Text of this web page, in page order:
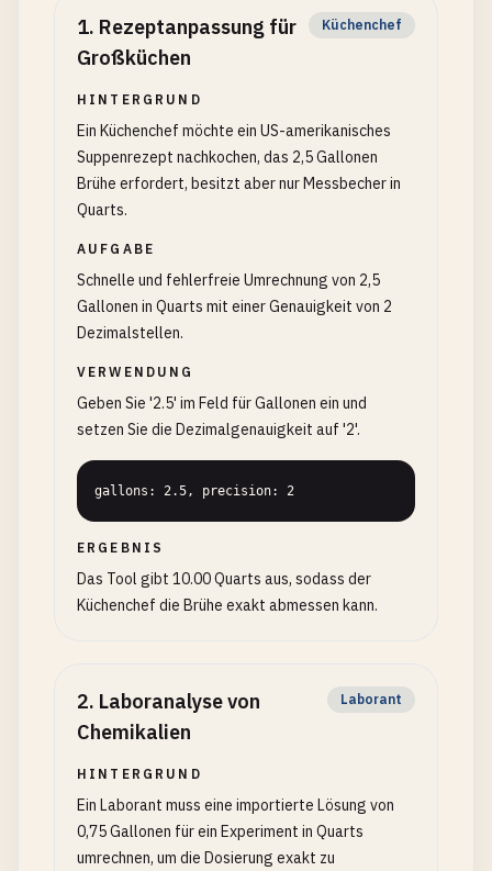
1. Rezeptanpassung für
Großküchen
Küchenchef
HINTERGRUND
Ein Küchenchef möchte ein US-amerikanisches
Suppenrezept nachkochen, das 2,5 Gallonen
Brühe erfordert, besitzt aber nur Messbecher in
Quarts.
AUFGABE
Schnelle und fehlerfreie Umrechnung von 2,5
Gallonen in Quarts mit einer Genauigkeit von 2
Dezimalstellen.
VERWENDUNG
Geben Sie '2.5' im Feld für Gallonen ein und
setzen Sie die Dezimalgenauigkeit auf '2'.
gallons: 2.5, precision: 2
ERGEBNIS
Das Tool gibt 10.00 Quarts aus, sodass der
Küchenchef die Brühe exakt abmessen kann.
2. Laboranalyse von
Chemikalien
Laborant
HINTERGRUND
Ein Laborant muss eine importierte Lösung von
0,75 Gallonen für ein Experiment in Quarts
umrechnen, um die Dosierung exakt zu